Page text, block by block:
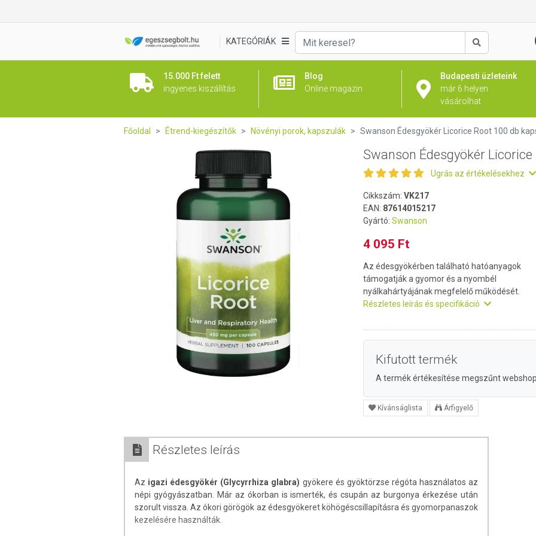
KATEGÓRIÁK
Keresés
15.000 Ft felett
ingyenes kiszállítás
Blog
Online magazin
Budapesti üzleteink
már 6 helyen
vásárolhat
Főoldal Étrend-kiegészítők Növényi porok, kapszulák Swanson Édesgyökér Licorice Root 100 db
Swanson Édesgyökér
Ugrás az értékelésekhez
Cikkszám: VK217
EAN: 87614015217
Gyártó: Swanson
4 095 Ft
Az édesgyökérben található hatóanyagok
támogatják a gyomor és a nyombél
nyálkahártyájának megfelelő működését.
Részletes leírás és specifikáció
Kifutott termék
A termék értékesítése megszűnt
Kívánságlista Árfigyelő
Részletes leírás
Az igazi édesgyökér (Glycyrrhiza glabra) gyökere és gyöktörzse régóta használatos az
népi gyógyászatban. Már az ókorban is ismerték, és csupán az burgonya érkezése után
szorult vissza. Az ókori görögök az édesgyökeret köhögéscsillapításra és gyomorpanaszok
kezelésére használták.